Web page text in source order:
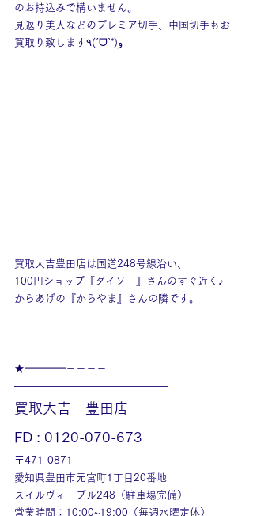
のお持込みで構いません。
見返り美人などのプレミア切手、中国切手もお
買取り致します٩(ˊᗜˋ*)و
買取大吉豊田店は国道248号線沿い、
100円ショップ『ダイソー』さんのすぐ近く♪
からあげの『からやま』さんの隣です。
★━━━━－－－－
———————————————
買取大吉　豊田店
FD : 0120-070-673
〒471-0871
愛知県豊田市元宮町1丁目20番地
スイルヴィーブル248（駐車場完備）
営業時間：10:00~19:00（毎週水曜定休）